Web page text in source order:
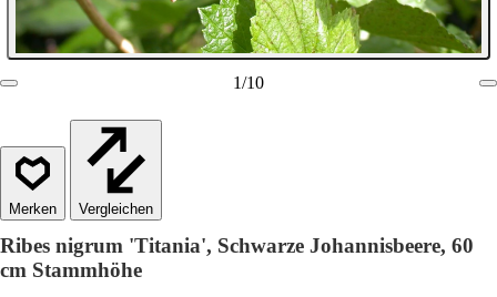
1/10
Vergleichen
Ribes nigrum 'Titania', Schwarze Johannisbeere, 60
cm Stammhöhe